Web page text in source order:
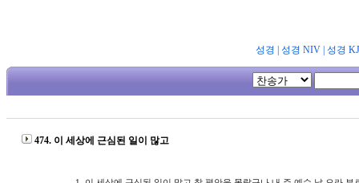
성경 성경 NIV| 성경
474. 이 세상에 근심된 일이 많고